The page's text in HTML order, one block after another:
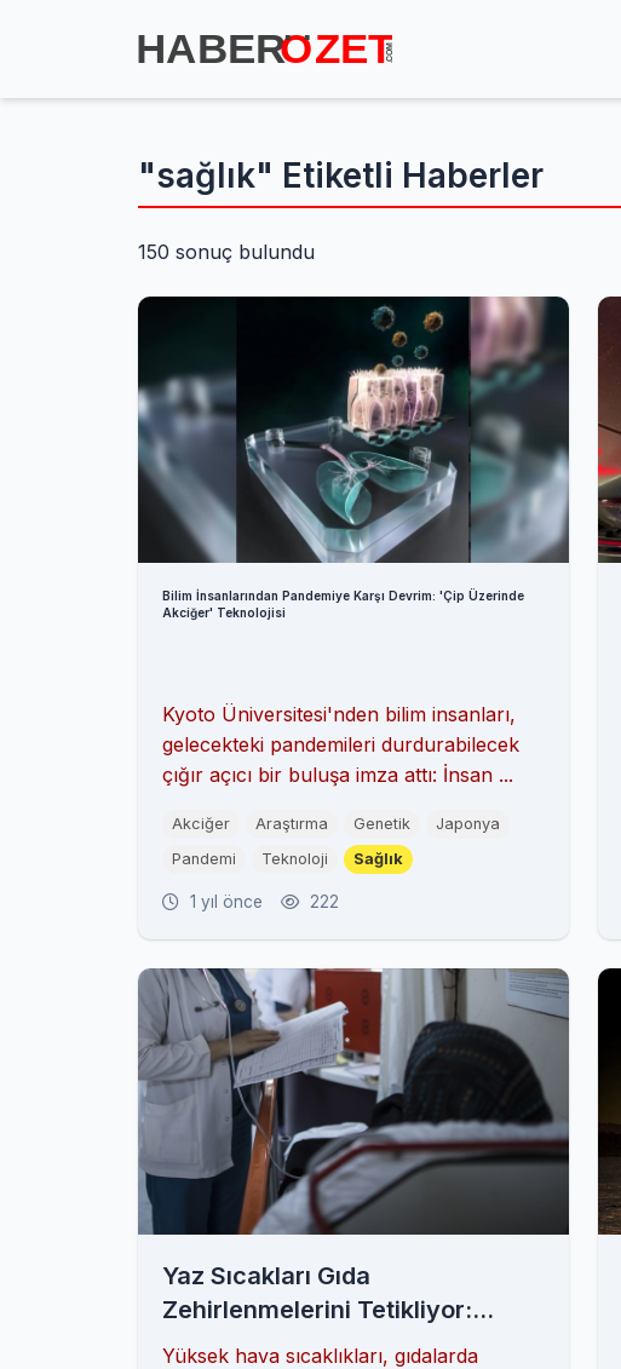
"sağlık" Etiketli Haberler
150 sonuç bulundu
Bilim İnsanlarından Pandemiye Karşı Devrim: 'Çip Üzerinde
Akciğer' Teknolojisi
Kyoto Üniversitesi'nden bilim insanları,
gelecekteki pandemileri durdurabilecek
çığır açıcı bir buluşa imza attı: İnsan ...
Akciğer Araştırma Genetik
Japonya
Pandemi
Teknoloji Sağlık
1 yıl önce 222
Yaz Sıcakları Gıda
Zehirlenmelerini Tetikliyor:
Uzmanlardan Uyarılar
Yüksek hava sıcaklıkları, gıdalarda